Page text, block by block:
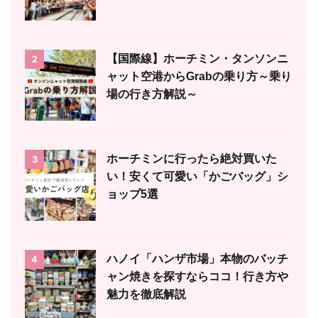
2
【国際線】ホーチミン・タンソンニ
ャット空港からGrabの乗り方～乗り
場の行き方解説～
3
ホーチミンに行ったら絶対買いた
い！安くて可愛い「かごバッグ」シ
ョップ5選
4
ハノイ「ハンザ市場」本物のバッチ
ャン焼きを探すならココ！行き方や
魅力を徹底解説